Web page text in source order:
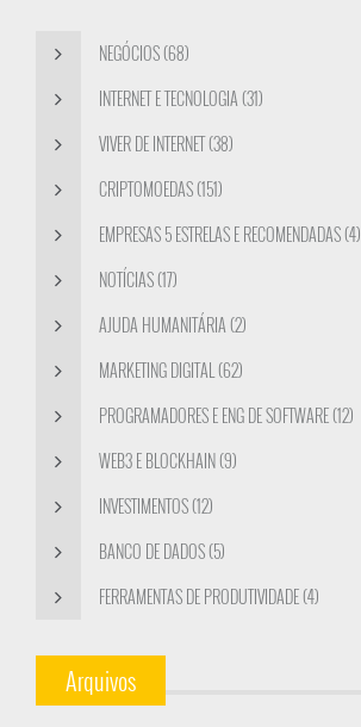
NEGÓCIOS (68)
INTERNET E TECNOLOGIA (31)
VIVER DE INTERNET (38)
CRIPTOMOEDAS (151)
EMPRESAS 5 ESTRELAS E RECOMENDADAS (4)
NOTÍCIAS (17)
AJUDA HUMANITÁRIA (2)
MARKETING DIGITAL (62)
PROGRAMADORES E ENG DE SOFTWARE (12)
WEB3 E BLOCKHAIN (9)
INVESTIMENTOS (12)
BANCO DE DADOS (5)
FERRAMENTAS DE PRODUTIVIDADE (4)
Arquivos